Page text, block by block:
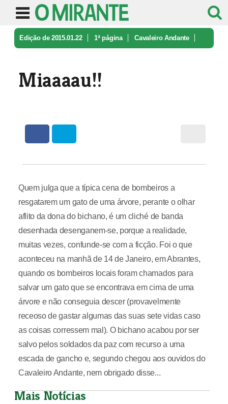
Edição de 2015.01.22 1ª página Cavaleiro Andante
Miaaaau!!
Quem julga que a típica cena de bombeiros a
resgatarem um gato de uma árvore, perante o olhar
aflito da dona do bichano, é um cliché de banda
desenhada desenganem-se, porque a realidade,
muitas vezes, confunde-se com a ficção. Foi o que
aconteceu na manhã de 14 de Janeiro, em Abrantes,
quando os bombeiros locais foram chamados para
salvar um gato que se encontrava em cima de uma
árvore e não conseguia descer (provavelmente
receoso de gastar algumas das suas sete vidas caso
as coisas corressem mal). O bichano acabou por ser
salvo pelos soldados da paz com recurso a uma
escada de gancho e, segundo chegou aos ouvidos do
Cavaleiro Andante, nem obrigado disse...
Mais Notícias